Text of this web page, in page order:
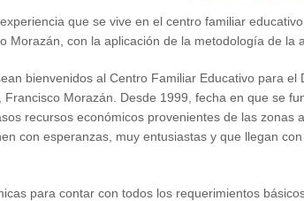
que se vive en el centro familiar
Morazán, con la aplicación de la metodología de la
bienvenidos al Centro Familiar Educativo para
Francisco Morazán. Desde 1999, fecha en que se
recursos económicos provenientes de las zonas
con esperanzas, muy entusiastas y que llegan
para contar con todos los requerimientos